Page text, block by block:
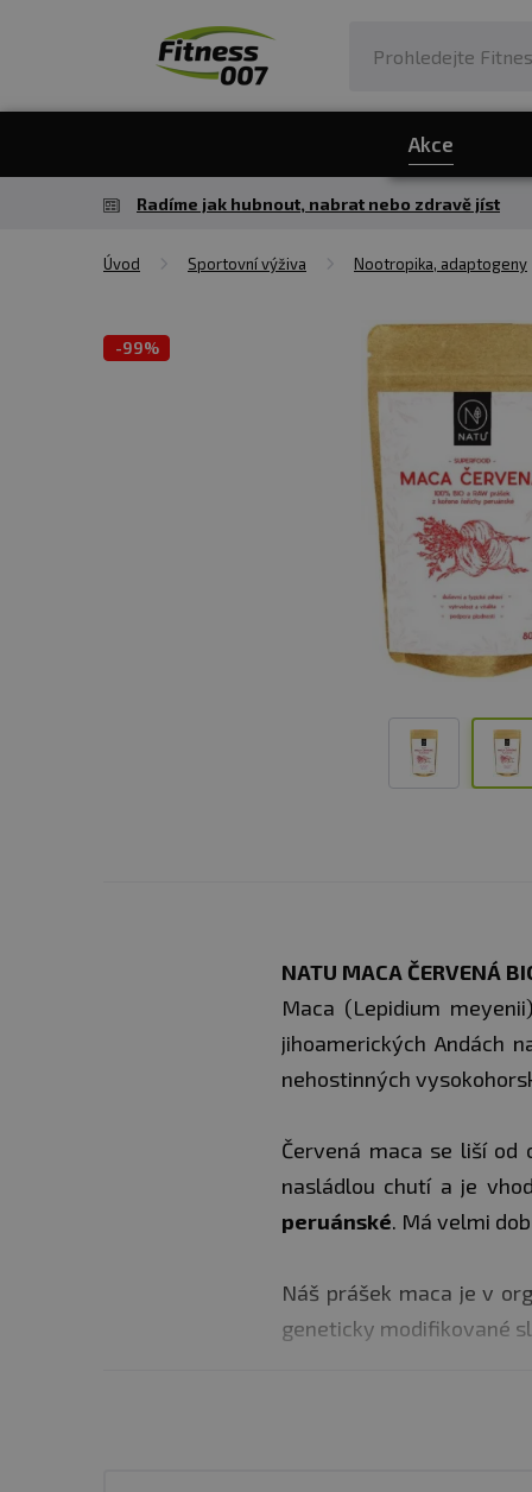
Akce
Radíme jak hubnout, nabrat nebo zdravě jíst
Úvod Sportovní výživa Nootropika, adaptogeny
-99%
NATU MACA ČERVENÁ
Maca (Lepidium
jihoamerických Andách
nehostinných
Červená maca se liší
nasládlou chutí a je
peruánské. Má velmi
Náš prášek maca je v
geneticky modifikované